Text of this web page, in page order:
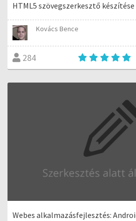
HTML5 szövegszerkesztő készítése
Kovács Bence
284
Webes alkalmazásfejlesztés: